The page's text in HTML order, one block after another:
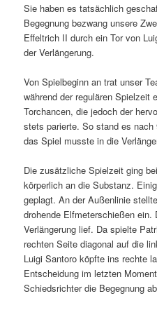
Sie haben es tatsächlich
Begegnung bezwang unsere
Effeltrich II durch ein Tor von
der Verlängerung.
Von Spielbeginn an trat unser
während der regulären Spielzeit
Torchancen, die jedoch der
stets parierte. So stand es
das Spiel musste in die
Die zusätzliche Spielzeit ging
körperlich an die Substanz.
geplagt. An der Außenlinie
drohende Elfmeterschießen
Verlängerung lief. Da spielte
rechten Seite diagonal auf die
Luigi Santoro köpfte ins rechte
Entscheidung im letzten
Schiedsrichter die Begegnung